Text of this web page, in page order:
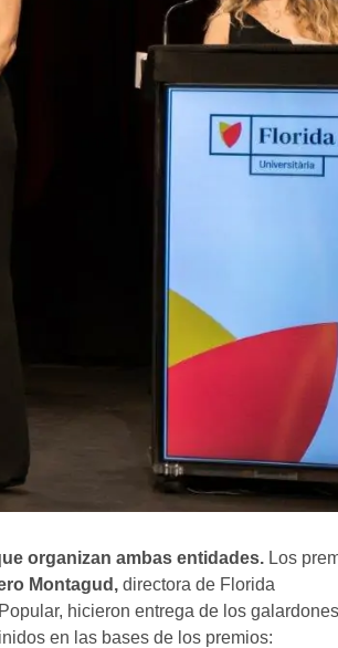
organizan ambas entidades. Los
Montagud, directora de Florida
hicieron entrega de los
en las bases de los premios: